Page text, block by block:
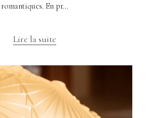
romantiques. En pr...
Lire la suite